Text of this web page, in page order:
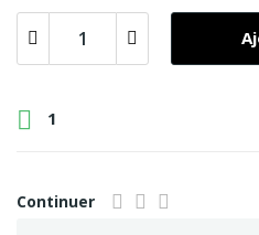
 1
Continuer